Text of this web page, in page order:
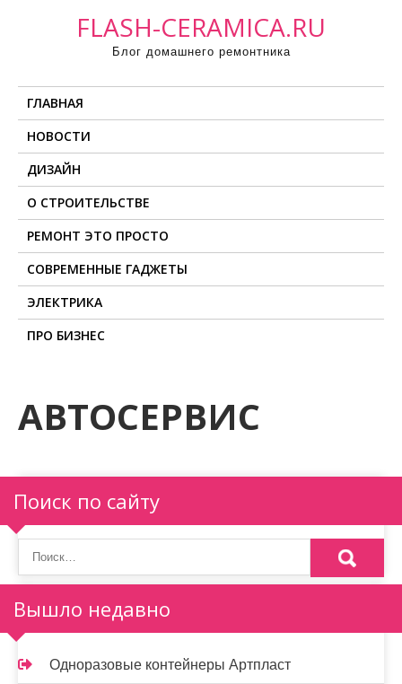
у
FLASH-CERAMICA.RU
Блог домашнего ремонтника
ГЛАВНАЯ
НОВОСТИ
ДИЗАЙН
О СТРОИТЕЛЬСТВЕ
РЕМОНТ ЭТО ПРОСТО
СОВРЕМЕННЫЕ ГАДЖЕТЫ
ЭЛЕКТРИКА
ПРО БИЗНЕС
АВТОСЕРВИС
Поиск по сайту
Вышло недавно
Одноразовые контейнеры Артпласт